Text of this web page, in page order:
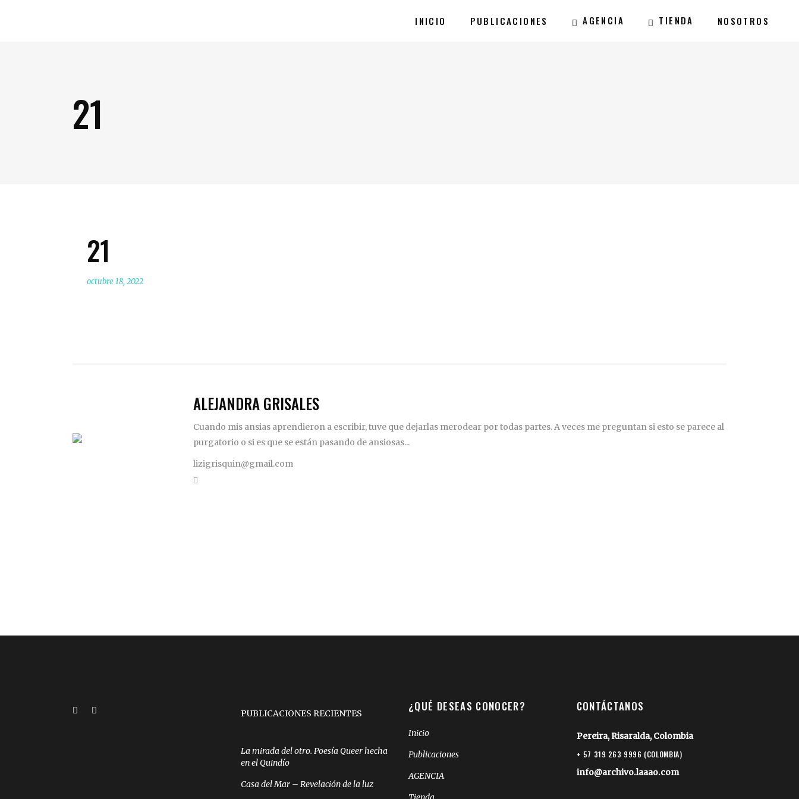
INICIO PUBLICACIONES AGENCIA TIENDA NOSOTROS
21
21
octubre 18, 2022
ALEJANDRA GRISALES
Cuando mis ansias aprendieron a escribir, tuve que dejarlas merodear por todas partes. A veces me preguntan si esto se parece al
purgatorio o si es que se están pasando de ansiosas...
lizigrisquin@gmail.com
PUBLICACIONES RECIENTES
La mirada del otro. Poesía Queer hecha
en el Quindío
Casa del Mar – Revelación de la luz
¿QUÉ DESEAS CONOCER?
Inicio
Publicaciones
AGENCIA
CONTÁCTANOS
Pereira, Risaralda, Colombia
+ 57 319 263 9996 (COLOMBIA)
info@archivo.laaao.com